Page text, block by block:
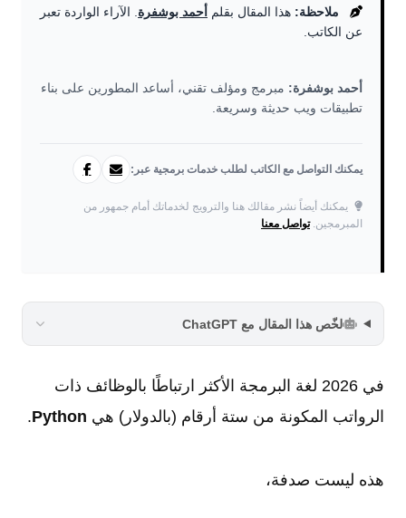
ملاحظة: هذا المقال بقلم أحمد بوشفرة . الآراء الواردة تعبر
عن الكاتب.
أحمد بوشفرة: مبرمج ومؤلف تقني، أساعد المطورين على بناء
تطبيقات ويب حديثة وسريعة.
يمكنك التواصل مع الكاتب لطلب خدمات برمجية عبر:
يمكنك أيضاً نشر مقالك هنا والترويج لخدماتك أمام جمهور من
المبرمجين.تواصل معنا
لخّص هذا المقال مع ChatGPT
في 2026 لغة البرمجة الأكثر ارتباطًا بالوظائف ذات
الرواتب المكونة من ستة أرقام (بالدولار) هي Python
.
هذه ليست صدفة،